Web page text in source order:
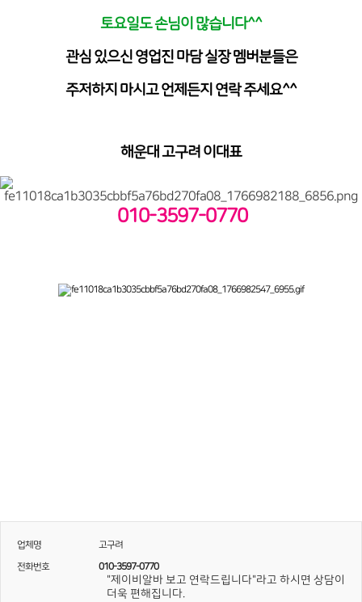
토요일도 손님이 많습니다^^
관심 있으신 영업진 마담 실장 멤버분들은
주저하지 마시고 언제든지 연락 주세요^^
해운대 고구려 이대표
010-3597-0770
업체명
고구려
전화번호
010-3597-0770
"제이비알바 보고 연락드립니다"라고 하시면 상담이
더욱 편해집니다.